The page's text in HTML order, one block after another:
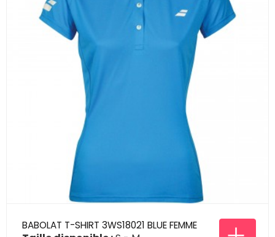
BABOLAT T-SHIRT 3WS18021 BLUE FEMME